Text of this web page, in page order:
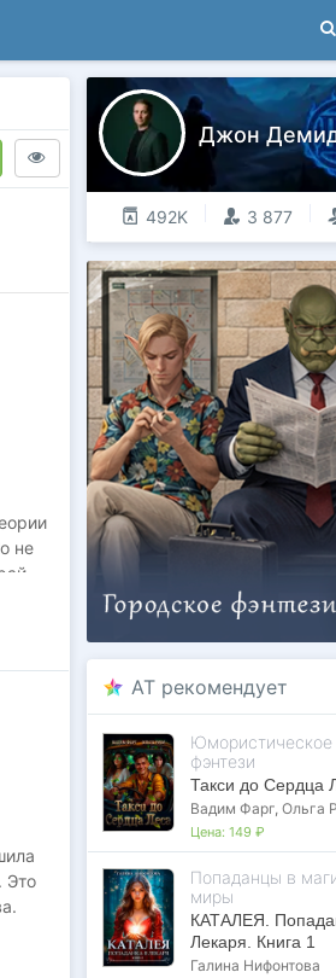
не
Это
Джон
492K 3 877
AT рекомендует
Юмористическое
фэнтези
Такси до Сердца
Вадим Фарг, Ольга
Цена: 149 ₽
Попаданцы в
миры
КАТАЛЕЯ.
Лекаря. Книга 1
Галина Нифонтова